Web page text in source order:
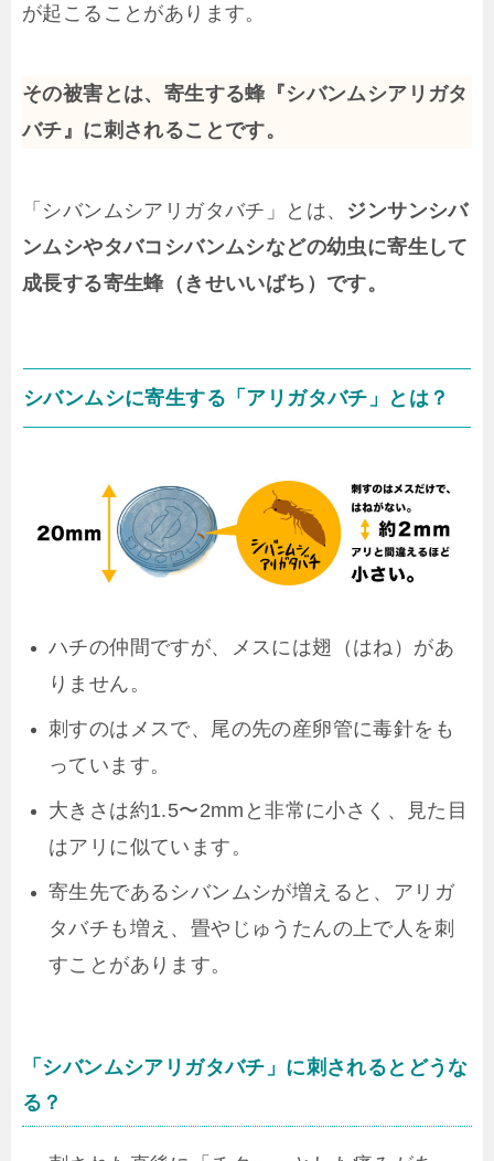
が起こることがあります。
その被害とは、寄生する蜂『シバンムシアリガタ
バチ』に刺されることです。
「シバンムシアリガタバチ」とは、 ジンサンシバ
ンムシやタバコシバンムシなどの幼虫に寄生して
成長する寄生蜂（きせいいばち）です。
シバンムシに寄生する「アリガタバチ」とは？
ハチの仲間ですが、メスには翅（はね）があ
りません。
刺すのはメスで、尾の先の産卵管に毒針をも
っています。
大きさは約1.5〜2mmと非常に小さく、見た目
はアリに似ています。
寄生先であるシバンムシが増えると、アリガ
タバチも増え、畳やじゅうたんの上で人を刺
すことがあります。
「シバンムシアリガタバチ」に刺されるとどうな
る？